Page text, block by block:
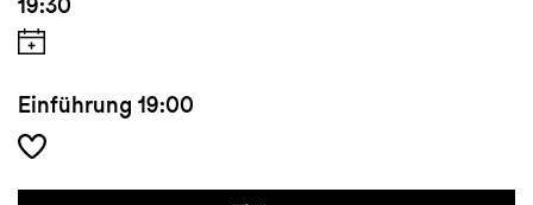
19:30
Einführung 19:00